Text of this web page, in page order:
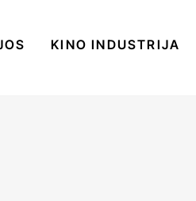
KINO INDUSTRIJA